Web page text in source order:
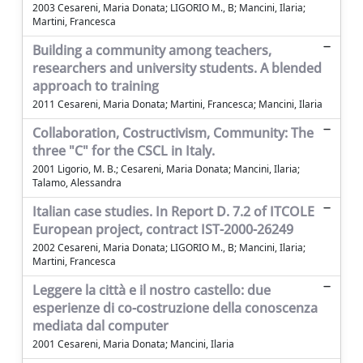
2003 Cesareni, Maria Donata; LIGORIO M., B; Mancini, Ilaria;
Martini, Francesca
Building a community among teachers,
researchers and university students. A blended
approach to training
2011 Cesareni, Maria Donata; Martini, Francesca; Mancini, Ilaria
Collaboration, Costructivism, Community: The
three "C" for the CSCL in Italy.
2001 Ligorio, M. B.; Cesareni, Maria Donata; Mancini, Ilaria;
Talamo, Alessandra
Italian case studies. In Report D. 7.2 of ITCOLE
European project, contract IST-2000-26249
2002 Cesareni, Maria Donata; LIGORIO M., B; Mancini, Ilaria;
Martini, Francesca
Leggere la città e il nostro castello: due
esperienze di co-costruzione della conoscenza
mediata dal computer
2001 Cesareni, Maria Donata; Mancini, Ilaria